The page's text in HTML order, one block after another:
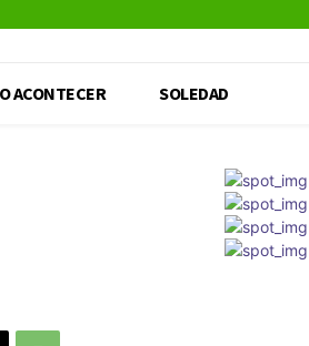
ACONTECER SOLEDAD